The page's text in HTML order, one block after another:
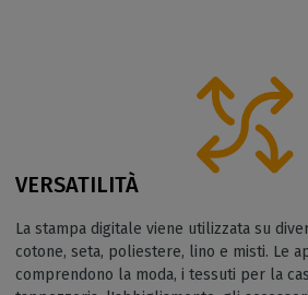
VERSATILITÀ
La stampa digitale viene utilizzata su
cotone, seta, poliestere, lino e misti. Le
comprendono la moda, i tessuti per la